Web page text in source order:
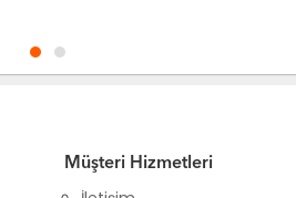
Müşteri Hizmetleri